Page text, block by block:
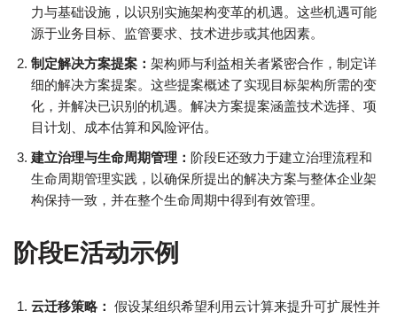
力与基础设施，以识别实施架构变革的机遇。这些机遇可能
源于业务目标、监管要求、技术进步或其他因素。
制定解决方案提案： 架构师与利益相关者紧密合作，制定详
细的解决方案提案。这些提案概述了实现目标架构所需的变
化，并解决已识别的机遇。解决方案提案涵盖技术选择、项
目计划、成本估算和风险评估。
建立治理与生命周期管理： 阶段E还致力于建立治理流程和
生命周期管理实践，以确保所提出的解决方案与整体企业架
构保持一致，并在整个生命周期中得到有效管理。
阶段E活动示例
云迁移策略： 假设某组织希望利用云计算来提升可扩展性并